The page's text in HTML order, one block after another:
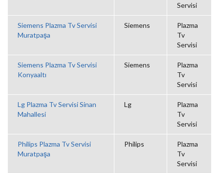
Servisi
Siemens Plazma Tv Servisi
Muratpaşa
Siemens
Plazma
Tv
Servisi
Siemens Plazma Tv Servisi
Konyaaltı
Siemens
Plazma
Tv
Servisi
Lg Plazma Tv Servisi Sinan
Mahallesi
Lg
Plazma
Tv
Servisi
Philips Plazma Tv Servisi
Muratpaşa
Philips
Plazma
Tv
Servisi